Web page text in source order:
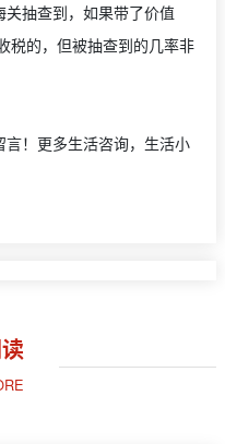
抽查到，如果带了价值
税的，但被抽查到的几率非
！更多生活咨询，生活小